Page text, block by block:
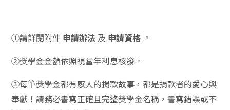
①請詳閱附件 申請辦法 及 申請資格 。
②獎學金金額依照視當年利息核發。
③每筆獎學金都有感人的捐款故事，都是捐款者的愛心與
奉獻！請務必書寫正確且完整獎學金名稱，書寫錯誤或不